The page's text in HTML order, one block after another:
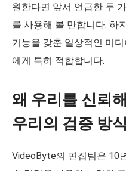
원한다면 앞서 언급한 두
를 사용해 볼 만합니다. 하
기능을 갖춘 일상적인 미
에게 특히 적합합니다.
왜 우리를 신뢰
우리의 검증 방
VideoByte의 편집팀은 10